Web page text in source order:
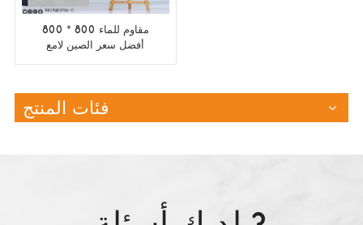
800 * 800 مقاوم للماء
أفضل سعر الصين لامع
فئات المنتج